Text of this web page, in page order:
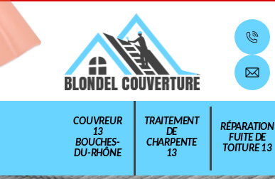
COUVREUR
13
BOUCHES-
DU-RHÔNE
TRAITEMENT
DE
CHARPENTE
13
RÉPARATION
FUITE DE
TOITURE 13